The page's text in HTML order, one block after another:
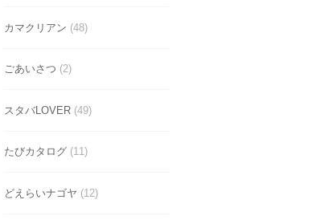
カマクリアン (48)
ごあいさつ (2)
スタバLOVER(49)
たびカタログ(11)
どえらいナゴヤ (12)